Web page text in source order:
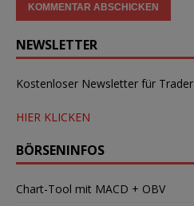
NEWSLETTER
Kostenloser Newsletter für Trader
HIER KLICKEN
BÖRSENINFOS
Chart-Tool mit MACD + OBV